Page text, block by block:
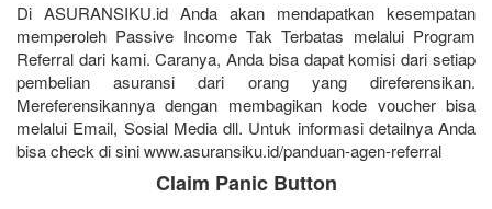
Di ASURANSIKU.id Anda akan mendapatkan kesempatan
memperoleh Passive Income Tak Terbatas melalui Program
Referral dari kami. Caranya, Anda bisa dapat komisi dari setiap
pembelian asuransi dari orang yang direferensikan.
Mereferensikannya dengan membagikan kode voucher bisa
melalui Email, Sosial Media dll. Untuk informasi detailnya Anda
bisa check di sini www.asuransiku.id/panduan-agen-referral
Claim Panic Button